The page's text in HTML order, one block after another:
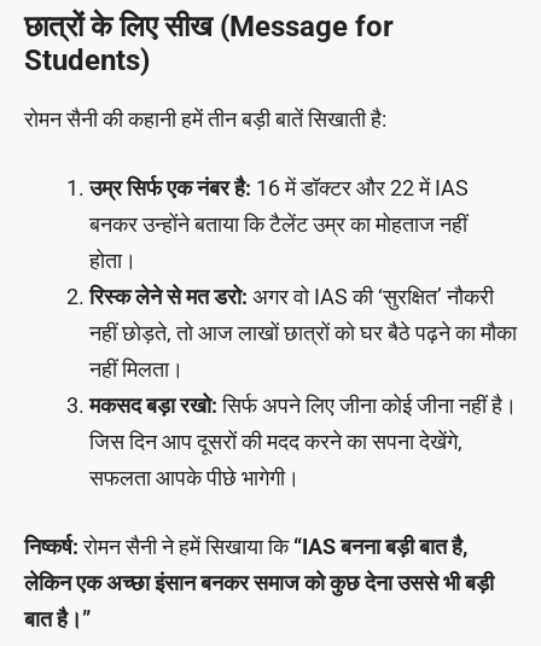
छात्रों के लिए सीख (Message for
Students)
रोमन सैनी की कहानी हमें तीन बड़ी बातें सिखाती है:
उम्र सिर्फ एक नंबर है: 16 में डॉक्टर और 22 में IAS
बनकर उन्होंने बताया कि टैलेंट उम्र का मोहताज नहीं
होता।
रिस्क लेने से मत डरो: अगर वो IAS की ‘सुरक्षित’ नौकरी
नहीं छोड़ते, तो आज लाखों छात्रों को घर बैठे पढ़ने का मौका
नहीं मिलता।
मकसद बड़ा रखो:सिर्फ अपने लिए जीना कोई जीना नहीं है।
जिस दिन आप दूसरों की मदद करने का सपना देखेंगे,
सफलता आपके पीछे भागेगी।
निष्कर्ष:रोमन सैनी ने हमें सिखाया कि“IAS बनना बड़ी बात है,
लेकिन एक अच्छा इंसान बनकर समाज को कुछ देना उससे भी बड़ी
बात है।”